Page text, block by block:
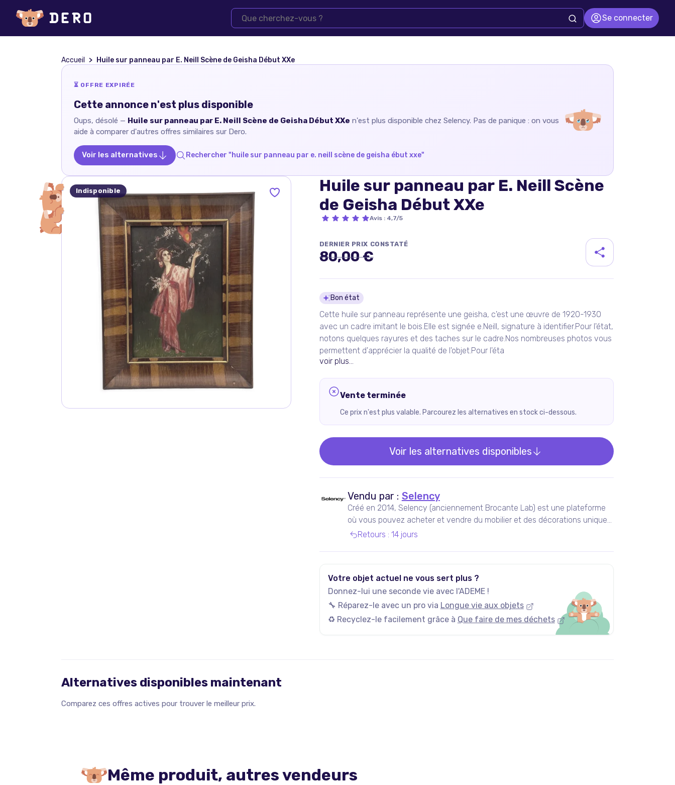
Se connecter
Accueil Huile sur panneau par E. Neill Scène de Geisha Début XXe
⏳ OFFRE EXPIRÉE
Cette annonce n'est plus disponible
Oups, désolé — Huile sur panneau par E. Neill Scène de Geisha Début XXe n'est plus disponible chez Selency. Pas de panique : on vous
aide à comparer d'autres offres similaires sur Dero.
Voir les alternatives Rechercher "huile sur panneau par e. neill scène de geisha ébut xxe"
Indisponible
Huile sur panneau par E. Neill Scène
de Geisha Début XXe
Avis: 4,7/5
DERNIER PRIX CONSTATÉ
80,00 €
Détails du produit
Bon état
Cette huile sur panneau représente une geisha, c'est une œuvre de 1920-1930
avec un cadre imitant le bois.Elle est signée e.Neill, signature à identifier.Pour l'état,
notons quelques rayures et des taches sur le cadre.Nos nombreuses photos vous
permettent d'apprécier la qualité de l'objet.Pour l'éta
voir plus...
Vente terminée
Ce prix n'est plus valable. Parcourez les alternatives en stock ci-dessous.
Voir les alternatives disponibles
Vendu par : Selency
Créé en 2014, Selency (anciennement Brocante Lab) est une plateforme
où vous pouvez acheter et vendre du mobilier et des décorations uniques
de seconde main, notamment vintage et design.
Retours : 14 jours
Votre objet actuel ne vous sert plus ?
Donnez-lui une seconde vie avec l'ADEME !
🔧 Réparez-le avec un pro via Longue vie aux objets
♻️ Recyclez-le facilement grâce à Que faire de mes déchets
Alternatives disponibles maintenant
Comparez ces offres actives pour trouver le meilleur prix.
Même produit, autres vendeurs